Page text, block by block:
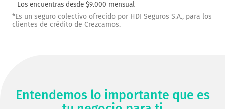
Los encuentras desde $9.000 mensual
*Es un seguro colectivo ofrecido por HDI Seguros S.A., para los
clientes de crédito de Crezcamos.
Entendemos lo importante que es